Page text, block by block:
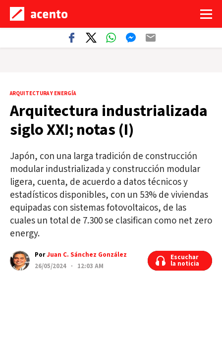
ARQUITECTURA Y ENERGÍA
Arquitectura industrializada
siglo XXI; notas (I)
Japón, con una larga tradición de construcción
modular industrializada y construcción modular
ligera, cuenta, de acuerdo a datos técnicos y
estadísticos disponibles, con un 53% de viviendas
equipadas con sistemas fotovoltaicos, de las
cuales un total de 7.300 se clasifican como net zero
energy.
PorJuan C. Sánchez González
26/05/2024 · 12:03 AM
Escuchar
la noticia
Escuchar
la noticia